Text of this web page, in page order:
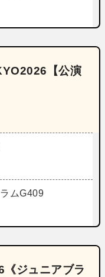
【公演
ムG409
ジュニアブラ